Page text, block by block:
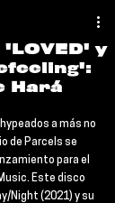
y
Hará
a más no
de Parcels se
para el
. Este disco
Night (2021) y su